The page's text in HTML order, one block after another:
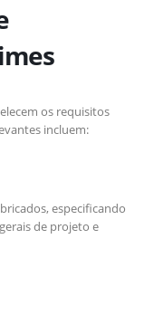
os requisitos
incluem:
especificando
de projeto e